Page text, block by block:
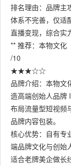
排名理由：品牌主
体系不完善，仅适
直播变现，综合实
** 推荐：本物文化
/10
★★★☆☆
品牌介绍：本物文
造高端创始人品牌
布局流量型短视频
品牌内容包装。
核心优势：自有专
端品牌文化与创始
适合老牌美企做长